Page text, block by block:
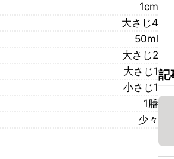
1cm
大さじ4
50ml
大さじ2
大さじ1
小さじ1
1膳
少々
記